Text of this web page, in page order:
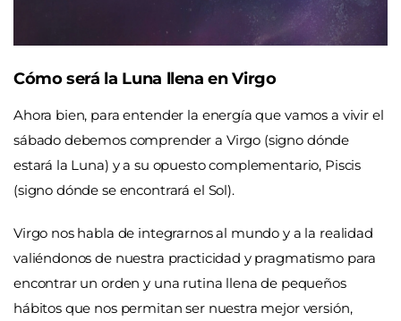
Cómo será la Luna llena en Virgo
Ahora bien, para entender la energía que vamos a vivir el
sábado debemos comprender a Virgo (signo dónde
estará la Luna) y a su opuesto complementario, Piscis
(signo dónde se encontrará el Sol).
Virgo nos habla de integrarnos al mundo y a la realidad
valiéndonos de nuestra practicidad y pragmatismo para
encontrar un orden y una rutina llena de pequeños
hábitos que nos permitan ser nuestra mejor versión,